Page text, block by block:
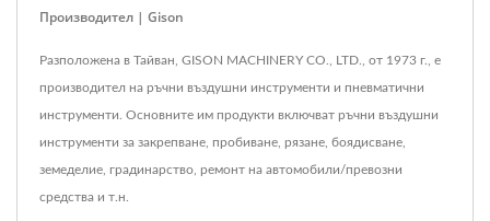
Производител | Gison
Разположена в Тайван, GISON MACHINERY CO., LTD., от 1973 г., е
производител на ръчни въздушни инструменти и пневматични
инструменти. Основните им продукти включват ръчни въздушни
инструменти за закрепване, пробиване, рязане, боядисване,
земеделие, градинарство, ремонт на автомобили/превозни
средства и т.н.